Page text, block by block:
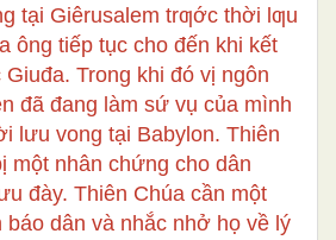
tại Giêrusalem trƣớc thời lƣu
ông tiếp tục cho đến khi kết
Trong khi đó vị ngôn
đã đang làm sứ vụ của mình
lưu vong tại Babylon. Thiên
một nhân chứng cho dân
đày. Thiên Chúa cần một
báo dân và nhắc nhở họ về lý